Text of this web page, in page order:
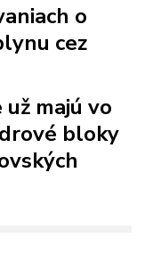
o
cez
majú vo
bloky